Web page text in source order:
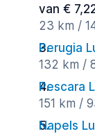
van €
23 km /
Perugia
132 km /
Pescara
151 km /
Napels